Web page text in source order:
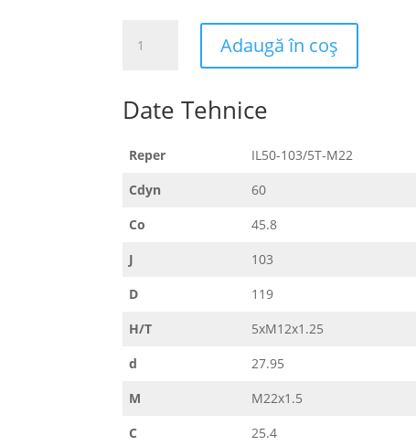
IL50-
Adaugă în coș
Date Tehnice
Reper
IL50-103/5T-M22
Cdyn
60
Co
45.8
J
103
D
119
H/T
5xM12x1.25
d
27.95
M
M22x1.5
C
25.4